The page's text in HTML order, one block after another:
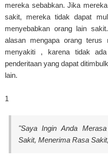
mereka sebabkan. Jika
sakit, mereka tidak dapat
menyebabkan orang lain
alasan mengapa orang terus
menyakiti , karena tidak
penderitaan yang dapat
lain.
1
"Saya Ingin Anda
Sakit, Menerima Rasa